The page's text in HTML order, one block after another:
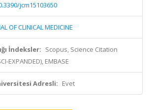
jcm15103650
OF CLINICAL MEDICINE
İndeksler: Scopus, Science Citation
EXPANDED), EMBASE
Adresli: Evet